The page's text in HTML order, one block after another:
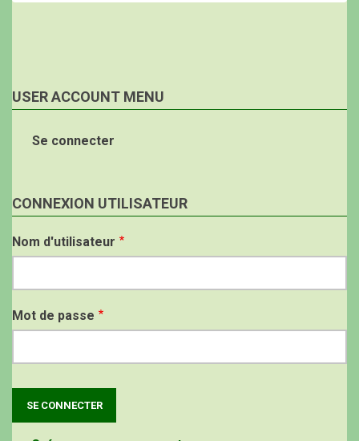
USER ACCOUNT MENU
Se connecter
CONNEXION UTILISATEUR
Nom d'utilisateur
Mot de passe